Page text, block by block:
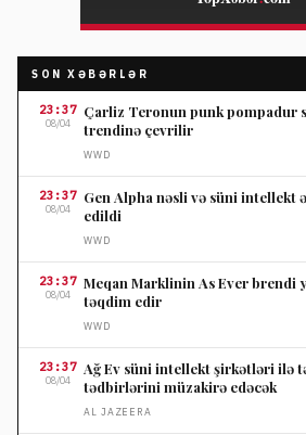
SON XƏBƏRLƏR
23:37
08/04
Çarliz Teronun punk pompadur
trendinə çevrilir
WWD
23:37
08/04
Gen Alpha nəsli və süni intellekt
edildi
WWD
23:37
08/04
Meqan Marklinin As Ever brendi
təqdim edir
WWD
23:37
08/04
Ağ Ev süni intellekt şirkətləri ilə
tədbirlərini müzakirə edəcək
AL JAZEERA